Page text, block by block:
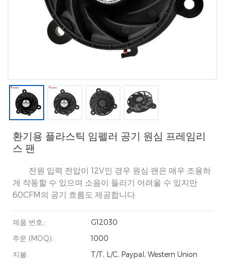
환기용 플라스틱 임펠러 공기 원심 프레임리
스 팬
전원 입력 전압이 12V인 경우 원심 팬은 매우 조용하
게 작동할 수 있으며 소음이 들리기 어려울 수 있지만
60CFM의 공기 흐름도 제공합니다.
제품 번호.:
G12030
주문 (MOQ):
1000
지불:
T/T, L/C, Paypal, Western Union